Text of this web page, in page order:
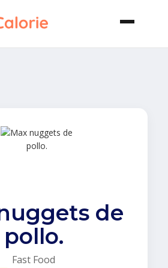
de
pollo.
Fast Food